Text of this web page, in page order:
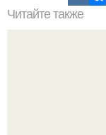
Читайте также